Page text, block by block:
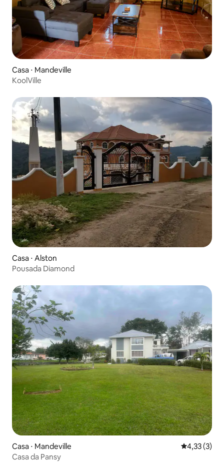
Casa ⋅ Mandeville
KoolVille
Casa ⋅ Alston
Pousada Diamond
Casa ⋅ Mandeville 4,33 de
4,33 (3)
Casa da Pansy